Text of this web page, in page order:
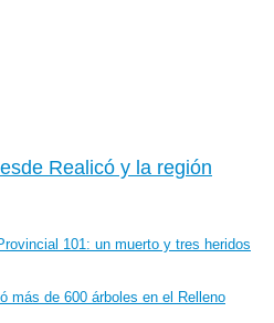
101: un muerto y tres heridos
más de 600 árboles en el Relleno